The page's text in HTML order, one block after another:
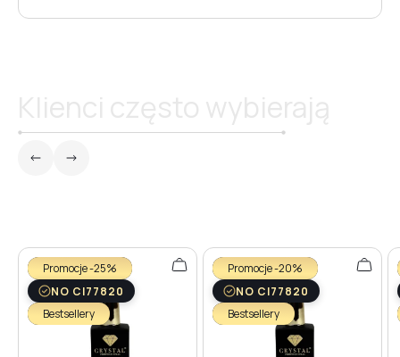
#31
#35
#36
#37
Promocje -25%
NO CI77820
Bestsellery
Promocje -20%
NO CI77820
Bestsellery